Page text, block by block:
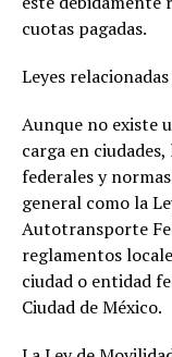
cuotas pagadas.
Leyes
Aunque no existe
carga en
federales y
general como la
Autotransporte
reglamentos
ciudad o entidad
Ciudad de México.